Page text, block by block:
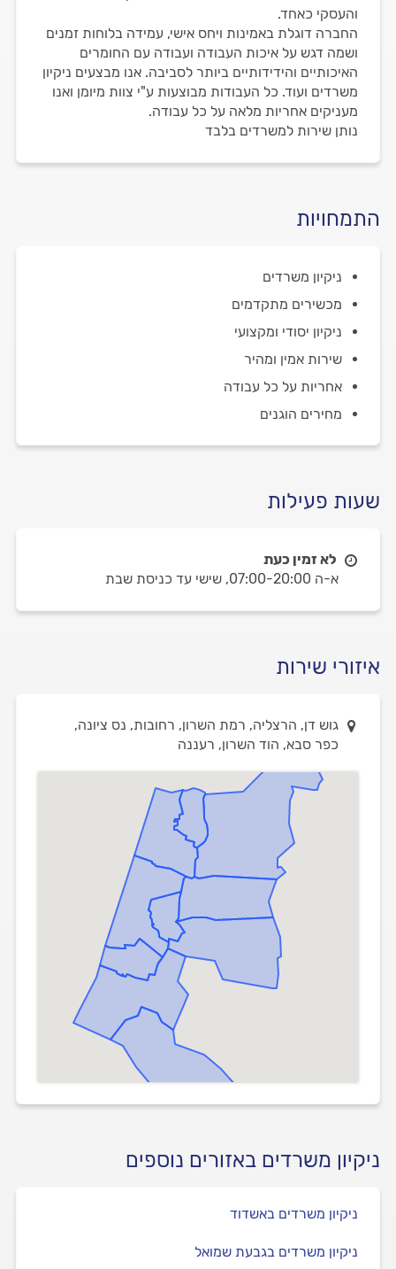
והעסקי כאחד.
החברה דוגלת באמינות ויחס אישי, עמידה בלוחות זמנים
ושמה דגש על איכות העבודה ועבודה עם החומרים
האיכותיים והידידותיים ביותר לסביבה. אנו מבצעים ניקיון
משרדים ועוד. כל העבודות מבוצעות ע"י צוות מיומן ואנו
מעניקים אחריות מלאה על כל עבודה.
נותן שירות למשרדים בלבד
התמחויות
ניקיון משרדים
מכשירים מתקדמים
ניקיון יסודי ומקצועי
שירות אמין ומהיר
אחריות על כל עבודה
מחירים הוגנים
שעות פעילות
לא זמין כעת
א-ה 07:00-20:00,
שישי עד כניסת שבת
איזורי שירות
גוש דן, הרצליה, רמת השרון, רחובות, נס ציונה,
כפר סבא, הוד השרון, רעננה
ניקיון משרדים באזורים נוספים
ניקיון משרדים באשדוד
ניקיון משרדים בגבעת שמואל